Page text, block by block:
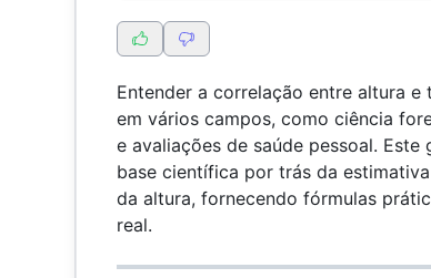
Entender a correlação entre altura
em vários campos, como ciência
e avaliações de saúde pessoal. Este
base científica por trás da
da altura, fornecendo fórmulas
real.